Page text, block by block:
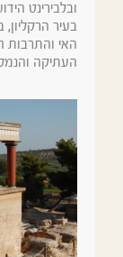
ובלבירינט
בעיר
האי והתרבות
העתיקה והנמל